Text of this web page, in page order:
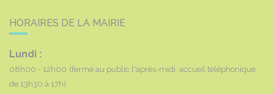
HORAIRES DE LA MAIRIE
Lundi :
08h00 - 12h00 (fermé au public l'après-midi, accueil téléphonique
de 13h30 à 17h)